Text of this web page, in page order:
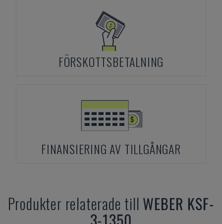
FÖRSKOTTSBETALNING
FINANSIERING AV TILLGÅNGAR
Produkter relaterade till WEBER KSF-